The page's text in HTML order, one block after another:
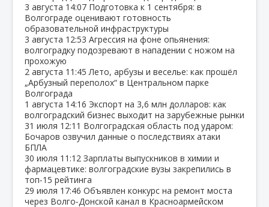
3 августа 14:07 Подготовка к 1 сентября: в
Волгограде оценивают готовность
образовательной инфраструктуры
3 августа 12:53 Агрессия на фоне опьянения:
волгоградку подозревают в нападении с ножом на
прохожую
2 августа 11:45 Лето, арбузы и веселье: как прошёл
„Арбузный переполох“ в Центральном парке
Волгограда
1 августа 14:16 Экспорт на 3,6 млн долларов: как
волгоградский бизнес выходит на зарубежные рынки
31 июля 12:11 Волгоградская область под ударом:
Бочаров озвучил данные о последствиях атаки
БПЛА
30 июля 11:12 Зарплаты выпускников в химии и
фармацевтике: волгоградские вузы закрепились в
топ‑15 рейтинга
29 июля 17:46 Объявлен конкурс на ремонт моста
через Волго‑Донской канал в Красноармейском